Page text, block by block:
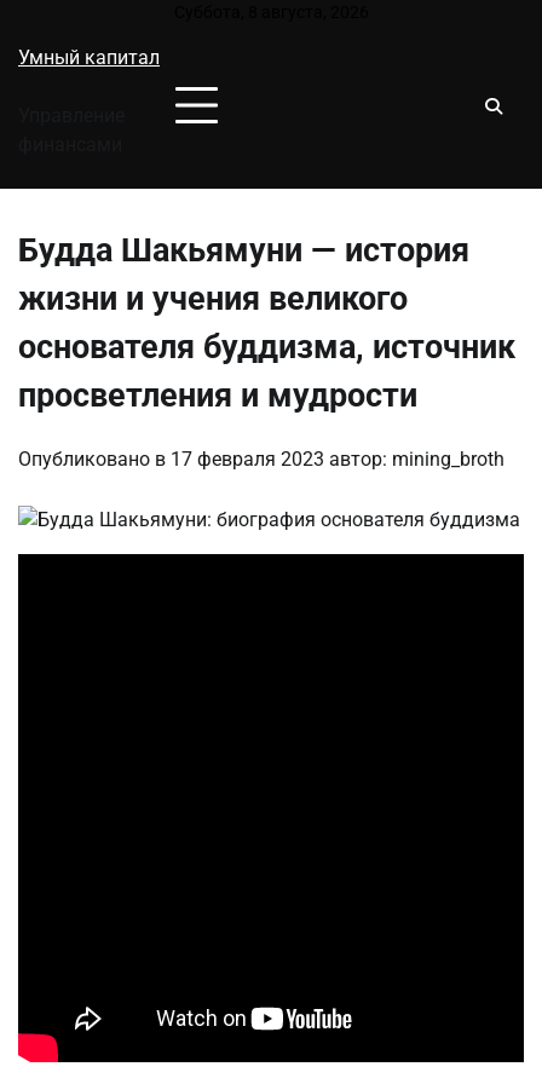
содержимому
Умный капитал
Будда Шакьямуни — история
жизни и учения великого
основателя буддизма, источник
просветления и мудрости
Опубликовано в 17 февраля 2023 автор: mining_broth